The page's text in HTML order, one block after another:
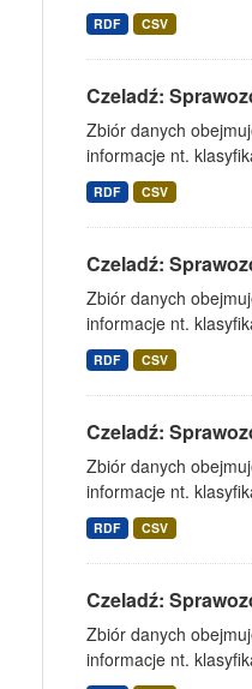
RDF CSV
Czeladź:
Zbiór danych
informacje nt.
RDF CSV
Czeladź:
Zbiór danych
informacje nt.
RDF CSV
Czeladź:
Zbiór danych
informacje nt.
RDF CSV
Czeladź:
Zbiór danych
informacje nt.